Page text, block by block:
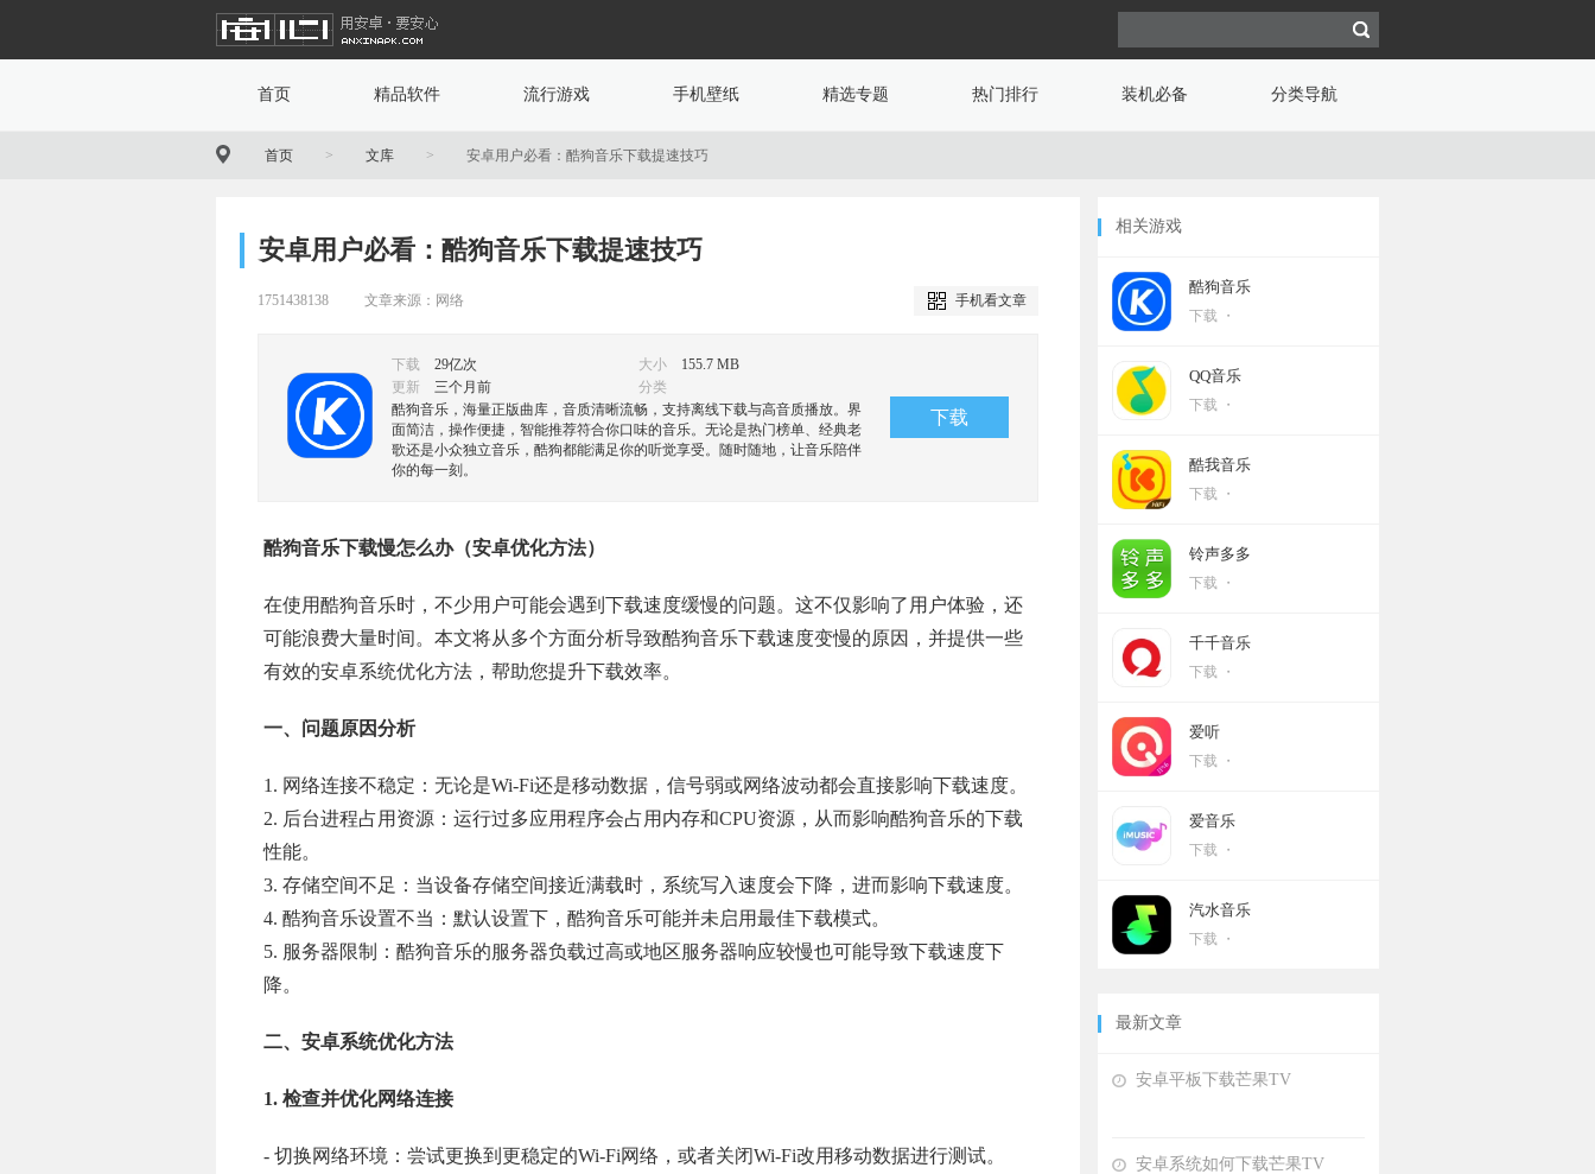
首页 精品软件 流行游戏 手机壁纸 精选专题 热门排行 装机必备 分类导航
首页 > 文库 > 安卓用户必看：酷狗音乐下载提速技巧
安卓用户必看：酷狗音乐下载提速技巧
手机看文章
1751438138 文章来源：网络
下载 29亿次 大小 155.7 MB
下载
更新 三个月前
分类
酷狗音乐，海量正版曲库，音质清晰流畅，支持离线下载与高音质播放。界
面简洁，操作便捷，智能推荐符合你口味的音乐。无论是热门榜单、经典老
歌还是小众独立音乐，酷狗都能满足你的听觉享受。随时随地，让音乐陪伴
你的每一刻。
酷狗音乐下载慢怎么办（安卓优化方法）
在使用酷狗音乐时，不少用户可能会遇到下载速度缓慢的问题。这不仅影响了用户体验，还
可能浪费大量时间。本文将从多个方面分析导致酷狗音乐下载速度变慢的原因，并提供一些
有效的安卓系统优化方法，帮助您提升下载效率。
一、问题原因分析
1. 网络连接不稳定：无论是Wi-Fi还是移动数据，信号弱或网络波动都会直接影响下载速度。
2. 后台进程占用资源：运行过多应用程序会占用内存和CPU资源，从而影响酷狗音乐的下载
性能。
3. 存储空间不足：当设备存储空间接近满载时，系统写入速度会下降，进而影响下载速度。
4. 酷狗音乐设置不当：默认设置下，酷狗音乐可能并未启用最佳下载模式。
5. 服务器限制：酷狗音乐的服务器负载过高或地区服务器响应较慢也可能导致下载速度下
降。
二、安卓系统优化方法
1. 检查并优化网络连接
- 切换网络环境：尝试更换到更稳定的Wi-Fi网络，或者关闭Wi-Fi改用移动数据进行测试。
相关游戏
酷狗音乐
下载 ・
QQ音乐
下载 ・
酷我音乐
下载 ・
铃声多多
下载 ・
千千音乐
下载 ・
爱听
下载 ・
爱音乐
下载 ・
汽水音乐
下载 ・
最新文章
安卓平板下载芒果TV
安卓系统如何下载芒果TV